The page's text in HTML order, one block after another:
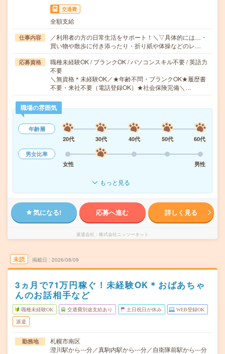
交通費
全額支給
仕事内容
／利用者の方の日常生活をサポート！＼▽具体的には…・
買い物や散歩に付き添ったり・折り紙や体操などのレ…
応募資格
職種未経験OK / ブランクOK / パソコンスキル不要 / 英語力
不要
＼無資格＊未経験OK／★年齢不問・ブランクOK★履歴書
不要・来社不要（電話登録OK）★社会保険完備＼…
職場の雰囲気
年齢層
20代
30代 40代 50代
60代
男女比率
女性
男性
もっと見る
気になる! 応募へ進む 詳しく見る
派遣会社 株式会社ニッソーネット
未読 掲載日 2026/08/09
3ヵ月で71万円稼ぐ！未経験OK＊おばあちゃ
んのお話相手など
職種未経験OK 交通費別途支給あり 土日祝日が休み WEB登録OK
派遣
勤務地
札幌市南区
澄川駅から---分／真駒内駅から---分／自衛隊前駅から---分